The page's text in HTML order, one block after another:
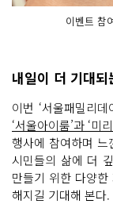
이벤트 참
내일이 더 기대
이번 ‘서울패밀리데
‘서울아이룸’과 ‘미
행사에 참여하며
시민들의 삶에 더
만들기 위한 다양
해지길 기대해 본다.